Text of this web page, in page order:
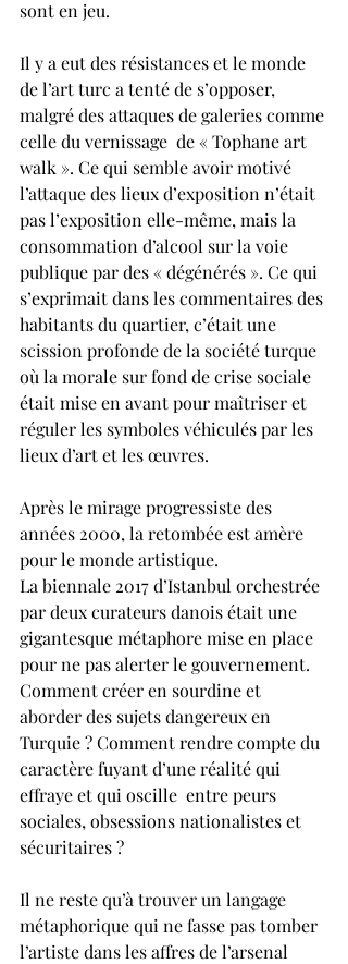
sont en jeu.
Il y a eut des résistances et le monde
de l’art turc a tenté de s’opposer,
malgré des attaques de galeries comme
celle du vernissage  de « Tophane art
walk ». Ce qui semble avoir motivé
l’attaque des lieux d’exposition n’était
pas l’exposition elle-même, mais la
consommation d’alcool sur la voie
publique par des « dégénérés ». Ce qui
s’exprimait dans les commentaires des
habitants du quartier, c’était une
scission profonde de la société turque
où la morale sur fond de crise sociale
était mise en avant pour maîtriser et
réguler les symboles véhiculés par les
lieux d’art et les œuvres.
Après le mirage progressiste des
années 2000, la retombée est amère
pour le monde artistique.
La biennale 2017 d’Istanbul orchestrée
par deux curateurs danois était une
gigantesque métaphore mise en place
pour ne pas alerter le gouvernement.
Comment créer en sourdine et
aborder des sujets dangereux en
Turquie ? Comment rendre compte du
caractère fuyant d’une réalité qui
effraye et qui oscille  entre peurs
sociales, obsessions nationalistes et
sécuritaires ?
Il ne reste qu’à trouver un langage
métaphorique qui ne fasse pas tomber
l’artiste dans les affres de l’arsenal